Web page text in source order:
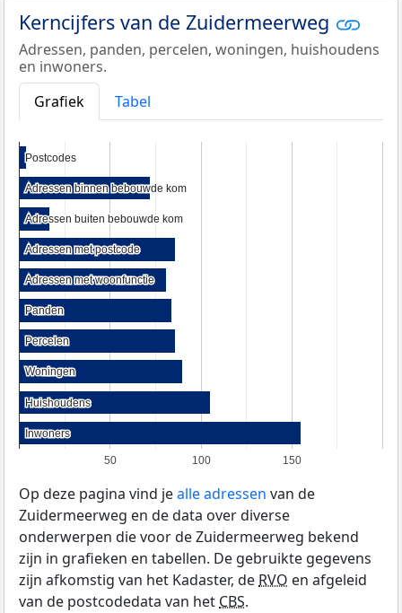
Kerncijfers van de Zuidermeerweg
Adressen, panden, percelen, woningen, huishoudens
en inwoners.
Grafiek
Tabel
50 100 150
Postcodes
Postcodes
Adressen binnen bebouwde kom
Adressen binnen bebouwde kom
Adressen buiten bebouwde kom
Adressen buiten bebouwde kom
Adressen met postcode
Adressen met postcode
Adressen met woonfunctie
Adressen met woonfunctie
Panden
Panden
Percelen
Percelen
Woningen
Woningen
Huishoudens
Huishoudens
Inwoners
Inwoners
Op deze pagina vind jealle adressen van de
Zuidermeerweg en de data over diverse
onderwerpen die voor de Zuidermeerweg bekend
zijn in grafieken en tabellen. De gebruikte gegevens
zijn afkomstig van het Kadaster, deRVO en afgeleid
van de postcodedata van hetCBS.